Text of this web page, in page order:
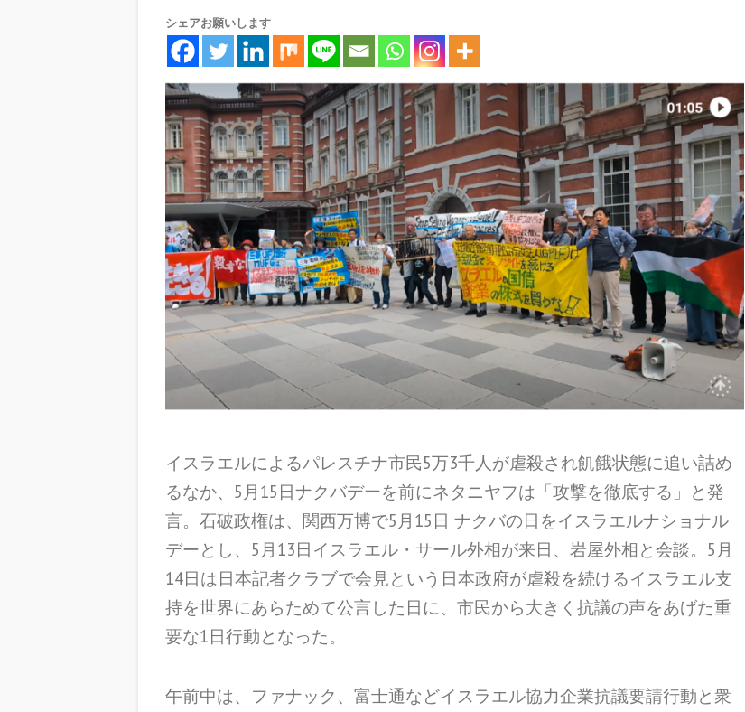
シェアお願いします
イスラエルによるパレスチナ市民5万3千人が虐殺され飢餓状態に追い詰め
るなか、5月15日ナクバデーを前にネタニヤフは「攻撃を徹底する」と発
言。石破政権は、関西万博で5月15日 ナクバの日をイスラエルナショナル
デーとし、5月13日イスラエル・サール外相が来日、岩屋外相と会談。5月
14日は日本記者クラブで会見という日本政府が虐殺を続けるイスラエル支
持を世界にあらためて公言した日に、市民から大きく抗議の声をあげた重
要な1日行動となった。
午前中は、ファナック、富士通などイスラエル協力企業抗議要請行動と衆